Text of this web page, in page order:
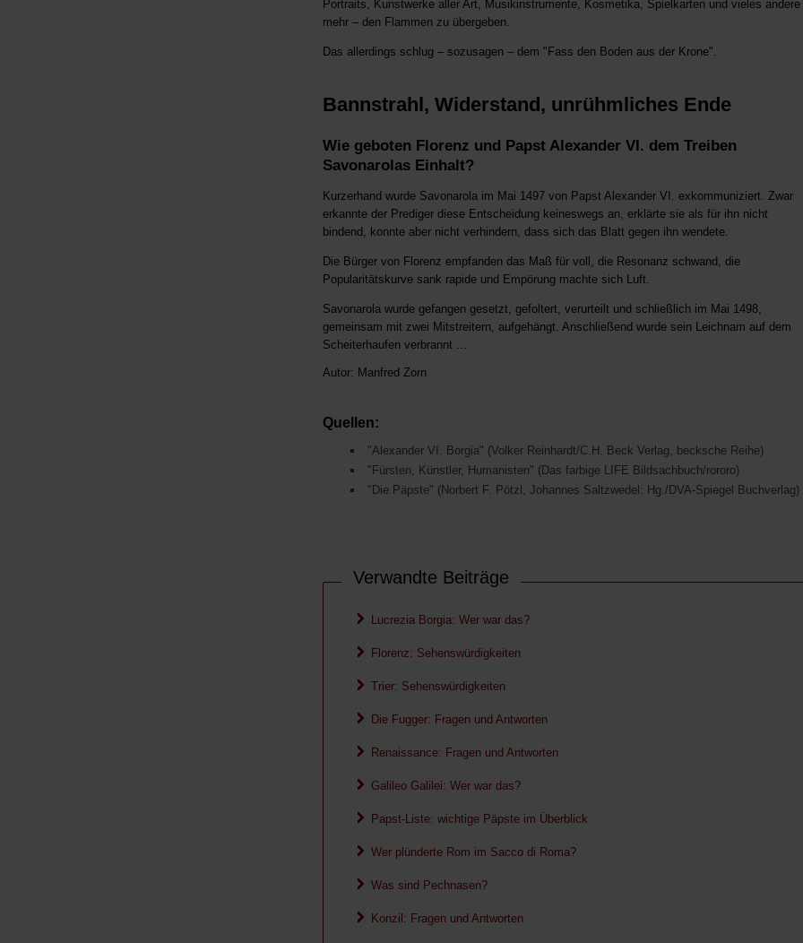
Portraits, Kunstwerke aller Art, Musikinstrumente, Kosmetika, Spielkarten und vieles andere
mehr – den Flammen zu übergeben.
Das allerdings schlug – sozusagen – dem "Fass den Boden aus der Krone".
Bannstrahl, Widerstand, unrühmliches Ende
Wie geboten Florenz und Papst Alexander VI. dem Treiben
Savonarolas Einhalt?
Kurzerhand wurde Savonarola im Mai 1497 von Papst Alexander VI. exkommuniziert. Zwar
erkannte der Prediger diese Entscheidung keineswegs an, erklärte sie als für ihn nicht
bindend, konnte aber nicht verhindern, dass sich das Blatt gegen ihn wendete.
Die Bürger von Florenz empfanden das Maß für voll, die Resonanz schwand, die
Popularitätskurve sank rapide und Empörung machte sich Luft.
Savonarola wurde gefangen gesetzt, gefoltert, verurteilt und schließlich im Mai 1498,
gemeinsam mit zwei Mitstreitern, aufgehängt. Anschließend wurde sein Leichnam auf dem
Scheiterhaufen verbrannt ...
Autor: Manfred Zorn
Quellen:
"Alexander VI. Borgia" (Volker Reinhardt/C.H. Beck Verlag, becksche Reihe)
"Fürsten, Künstler, Humanisten" (Das farbige LIFE Bildsachbuch/rororo)
"Die Päpste" (Norbert F. Pötzl, Johannes Saltzwedel: Hg./DVA-Spiegel Buchverlag)
Verwandte Beiträge
Lucrezia Borgia: Wer war das?
Florenz: Sehenswürdigkeiten
Trier: Sehenswürdigkeiten
Die Fugger: Fragen und Antworten
Renaissance: Fragen und Antworten
Galileo Galilei: Wer war das?
Papst-Liste: wichtige Päpste im Überblick
Wer plünderte Rom im Sacco di Roma?
Was sind Pechnasen?
Konzil: Fragen und Antworten